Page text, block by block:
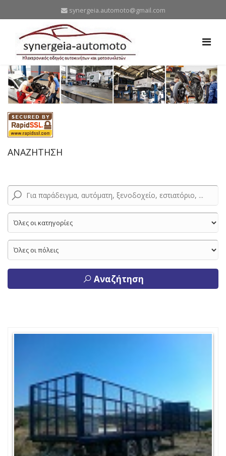
synergeia.automoto@gmail.com
ΑΝΑΖΗΤΗΣΗ
Αναζήτηση